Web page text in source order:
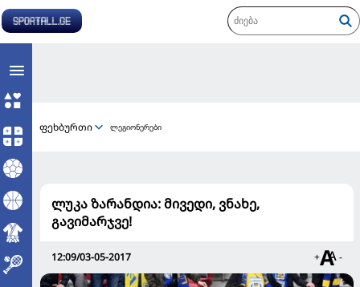
ფეხბურთი ლეგიონერები
ლუკა ზარანდია: მივედი, ვნახე,
გავიმარჯვე!
12:09/03-05-2017 + -